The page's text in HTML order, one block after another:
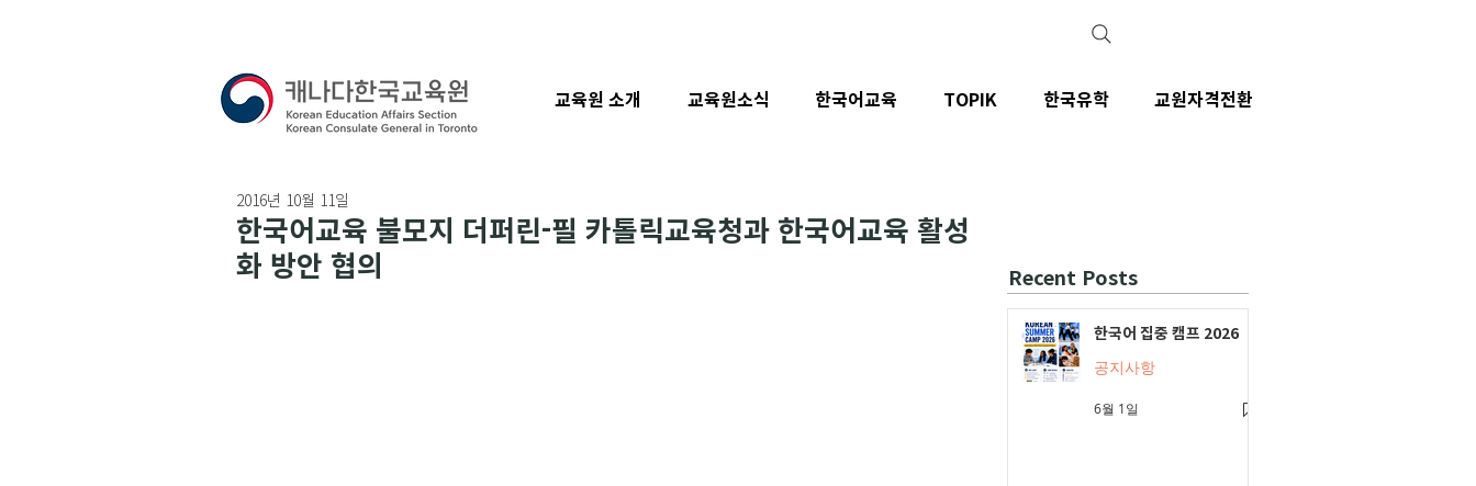
한국어교육 불모지 더퍼린-필 카톨릭교육청과 한국어교육 활성
화 방안 협의
2016년 10월 11일
Recent Posts
한국어 집중 캠프 2026
공지사항
6월 1일
교육원 소개 교육원소식 한국어교육 TOPIK 한국유학 교원자격전환